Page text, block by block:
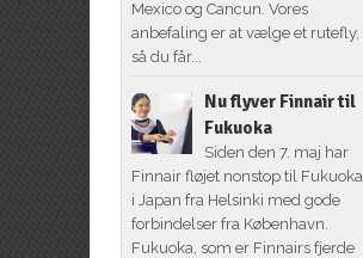
Mexico og Cancun. Vores
anbefaling er at vælge et rutefly,
så du får...
Nu flyver Finnair til
Fukuoka
Siden den 7. maj har
Finnair fløjet nonstop til Fukuoka
i Japan fra Helsinki med gode
forbindelser fra København.
Fukuoka, som er Finnairs fjerde